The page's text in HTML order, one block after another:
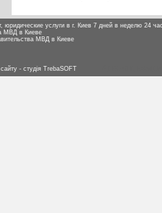
юридические услуги в г. Киев 7 дней в неделю 24
МВД в Киеве
МВД в Киеве
сайту - студія TrebaSOFT